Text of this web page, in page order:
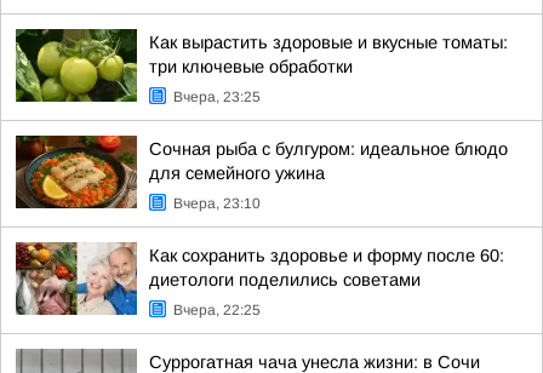
Как вырастить здоровые и вкусные томаты:
три ключевые обработки
Вчера, 23:25
Сочная рыба с булгуром: идеальное блюдо
для семейного ужина
Вчера, 23:10
Как сохранить здоровье и форму после 60:
диетологи поделились советами
Вчера, 22:25
Суррогатная чача унесла жизни: в Сочи